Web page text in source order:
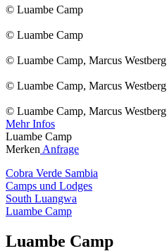
© Luambe Camp
© Luambe Camp
© Luambe Camp, Marcus Westberg
© Luambe Camp, Marcus Westberg
© Luambe Camp, Marcus Westberg
Mehr Infos
Luambe Camp
Merken Anfrage
Cobra Verde Sambia
Camps und Lodges
South Luangwa
Luambe Camp
Luambe Camp